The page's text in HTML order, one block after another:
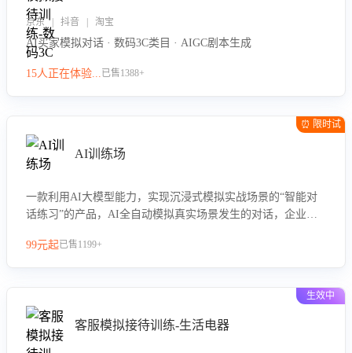
京东 | 抖音 | 淘宝
AI买家模拟对话 · 数码3C类目 · AIGC剧本生成
15人正在体验...已售1388+
⏰ 限时试
AI训练场
一款利用AI大模型能力，实现沉浸式模拟实战场景的“智能对
话练习”的产品，AI全自动模拟真实场景发生的对话，企业可
力。
99元起已售1199+
生效中
客服模拟接待训练-生活电器